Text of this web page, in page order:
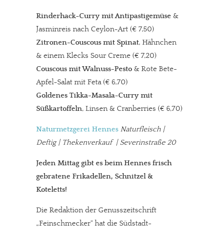
Rinderhack-Curry mit Antipastigemüse &
Jasminreis nach Ceylon-Art (€ 7,50)
Zitronen-Couscous mit Spinat, Hähnchen
& einem Klecks Sour Creme (€ 7,20)
Couscous mit Walnuss-Pesto & Rote Bete-
Apfel-Salat mit Feta (€ 6,70)
Goldenes Tikka-Masala-Curry mit
Süßkartoffeln, Linsen & Cranberries (€ 6,70)
Naturmetzgerei Hennes Naturfleisch |
Deftig | Thekenverkauf | Severinstraße 20
Jeden Mittag gibt es beim Hennes frisch
gebratene Frikadellen, Schnitzel &
Koteletts!
Die Redaktion der Genusszeitschrift
„Feinschmecker“ hat die Südstadt-